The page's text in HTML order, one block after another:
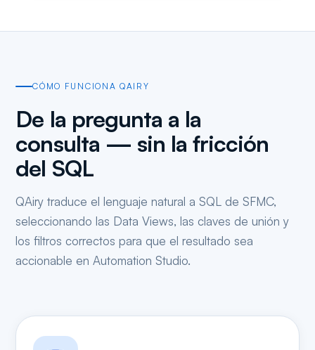
CÓMO FUNCIONA QAIRY
De la pregunta a la
consulta — sin la fricción
del SQL
QAiry traduce el lenguaje natural a SQL de SFMC,
seleccionando las Data Views, las claves de unión y
los filtros correctos para que el resultado sea
accionable en Automation Studio.